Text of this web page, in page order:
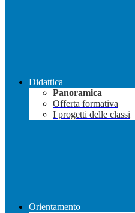
Didattica
Panoramica
Offerta formativa
I progetti delle classi
Orientamento